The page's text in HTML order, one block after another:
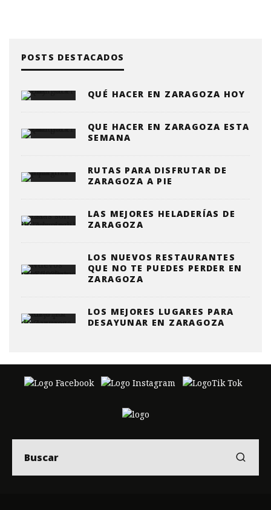
POSTS DESTACADOS
QUÉ HACER EN ZARAGOZA HOY
QUE HACER EN ZARAGOZA ESTA
SEMANA
RUTAS PARA DISFRUTAR DE
ZARAGOZA A PIE
LAS MEJORES HELADERÍAS DE
ZARAGOZA
LOS NUEVOS RESTAURANTES
QUE NO TE PUEDES PERDER EN
ZARAGOZA
LOS MEJORES LUGARES PARA
DESAYUNAR EN ZARAGOZA